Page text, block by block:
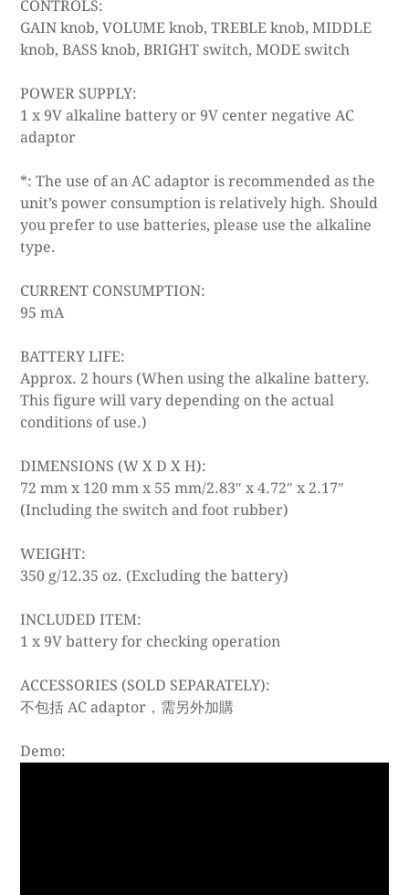
CONTROLS:
GAIN knob, VOLUME knob, TREBLE knob, MIDDLE
knob, BASS knob, BRIGHT switch, MODE switch
POWER SUPPLY:
1 x 9V alkaline battery or 9V center negative AC
adaptor
*: The use of an AC adaptor is recommended as the
unit’s power consumption is relatively high. Should
you prefer to use batteries, please use the alkaline
type.
CURRENT CONSUMPTION:
95 mA
BATTERY LIFE:
Approx. 2 hours (When using the alkaline battery.
This figure will vary depending on the actual
conditions of use.)
DIMENSIONS (W X D X H):
72 mm x 120 mm x 55 mm/2.83″ x 4.72″ x 2.17″
(Including the switch and foot rubber)
WEIGHT:
350 g/12.35 oz. (Excluding the battery)
INCLUDED ITEM:
1 x 9V battery for checking operation
ACCESSORIES (SOLD SEPARATELY):
不包括 AC adaptor，需另外加購
Demo: